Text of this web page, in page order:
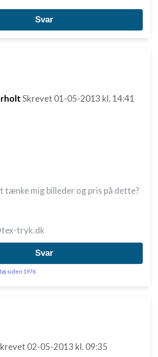
Svar
Skrevet 01-05-2013 kl. 14:41
tænke mig billeder og pris på dette?
tryk.dk
Svar
siden 1976
02-05-2013 kl. 09:35